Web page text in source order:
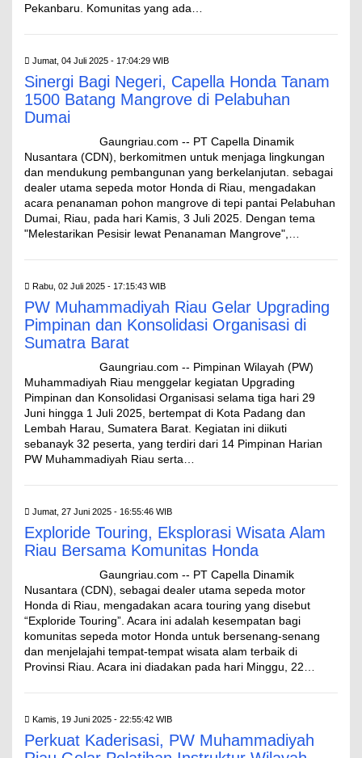
Pekanbaru. Komunitas yang ada…
Jumat, 04 Juli 2025 - 17:04:29 WIB
Sinergi Bagi Negeri, Capella Honda Tanam
1500 Batang Mangrove di Pelabuhan
Dumai
Gaungriau.com -- PT Capella Dinamik
Nusantara (CDN), berkomitmen untuk menjaga lingkungan
dan mendukung pembangunan yang berkelanjutan. sebagai
dealer utama sepeda motor Honda di Riau, mengadakan
acara penanaman pohon mangrove di tepi pantai Pelabuhan
Dumai, Riau, pada hari Kamis, 3 Juli 2025. Dengan tema
"Melestarikan Pesisir lewat Penanaman Mangrove",…
Rabu, 02 Juli 2025 - 17:15:43 WIB
PW Muhammadiyah Riau Gelar Upgrading
Pimpinan dan Konsolidasi Organisasi di
Sumatra Barat
Gaungriau.com -- Pimpinan Wilayah (PW)
Muhammadiyah Riau menggelar kegiatan Upgrading
Pimpinan dan Konsolidasi Organisasi selama tiga hari 29
Juni hingga 1 Juli 2025, bertempat di Kota Padang dan
Lembah Harau, Sumatera Barat. Kegiatan ini diikuti
sebanayk 32 peserta, yang terdiri dari 14 Pimpinan Harian
PW Muhammadiyah Riau serta…
Jumat, 27 Juni 2025 - 16:55:46 WIB
Exploride Touring, Eksplorasi Wisata Alam
Riau Bersama Komunitas Honda
Gaungriau.com -- PT Capella Dinamik
Nusantara (CDN), sebagai dealer utama sepeda motor
Honda di Riau, mengadakan acara touring yang disebut
“Exploride Touring”. Acara ini adalah kesempatan bagi
komunitas sepeda motor Honda untuk bersenang-senang
dan menjelajahi tempat-tempat wisata alam terbaik di
Provinsi Riau. Acara ini diadakan pada hari Minggu, 22…
Kamis, 19 Juni 2025 - 22:55:42 WIB
Perkuat Kaderisasi, PW Muhammadiyah